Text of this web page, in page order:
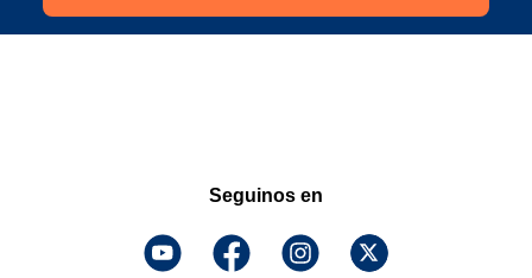
Seguinos en